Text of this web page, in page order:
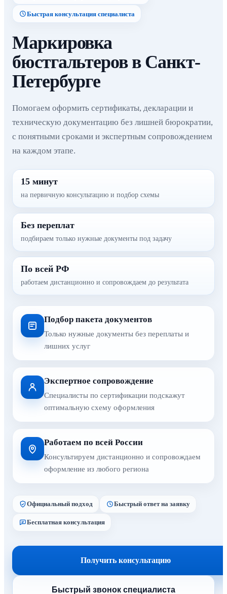
Быстрая консультация специалиста
Маркировка
бюстгальтеров в Санкт-
Петербурге
Помогаем оформить сертификаты, декларации и
техническую документацию без лишней бюрократии,
с понятными сроками и экспертным сопровождением
на каждом этапе.
15 минут
на первичную консультацию и подбор схемы
Без переплат
подбираем только нужные документы под задачу
По всей РФ
работаем дистанционно и сопровождаем до результата
Подбор пакета документов
Только нужные документы без переплаты и
лишних услуг
Экспертное сопровождение
Специалисты по сертификации подскажут
оптимальную схему оформления
Работаем по всей России
Консультируем дистанционно и сопровождаем
оформление из любого региона
Официальный подход Быстрый ответ на заявку
Бесплатная консультация
Получить консультацию
Быстрый звонок специалиста